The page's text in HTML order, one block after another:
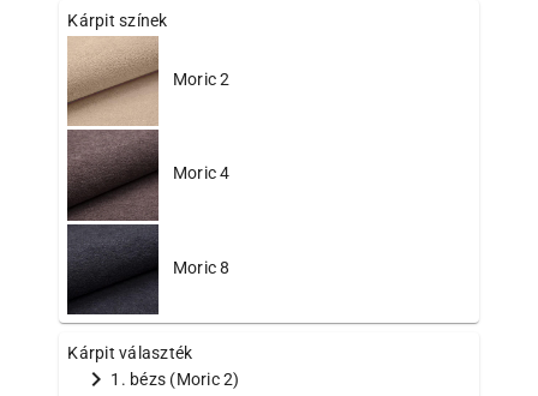
Kárpit színek
Moric 2
Moric 4
Moric 8
Kárpit választék
chevron_right 1. bézs (Moric 2)